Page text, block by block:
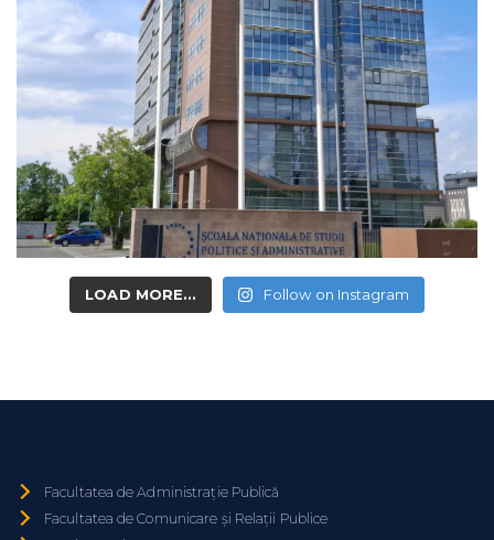
LOAD MORE... Follow on Instagram
Facultatea de Administrație Publică
Facultatea de Comunicare și Relații Publice